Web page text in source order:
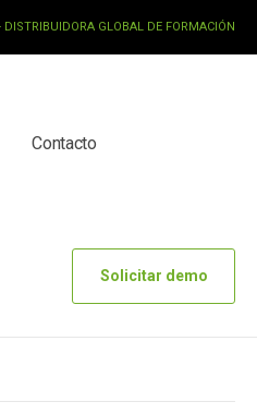
DISTRIBUIDORA GLOBAL DE FORMACIÓN
Contacto
Solicitar demo